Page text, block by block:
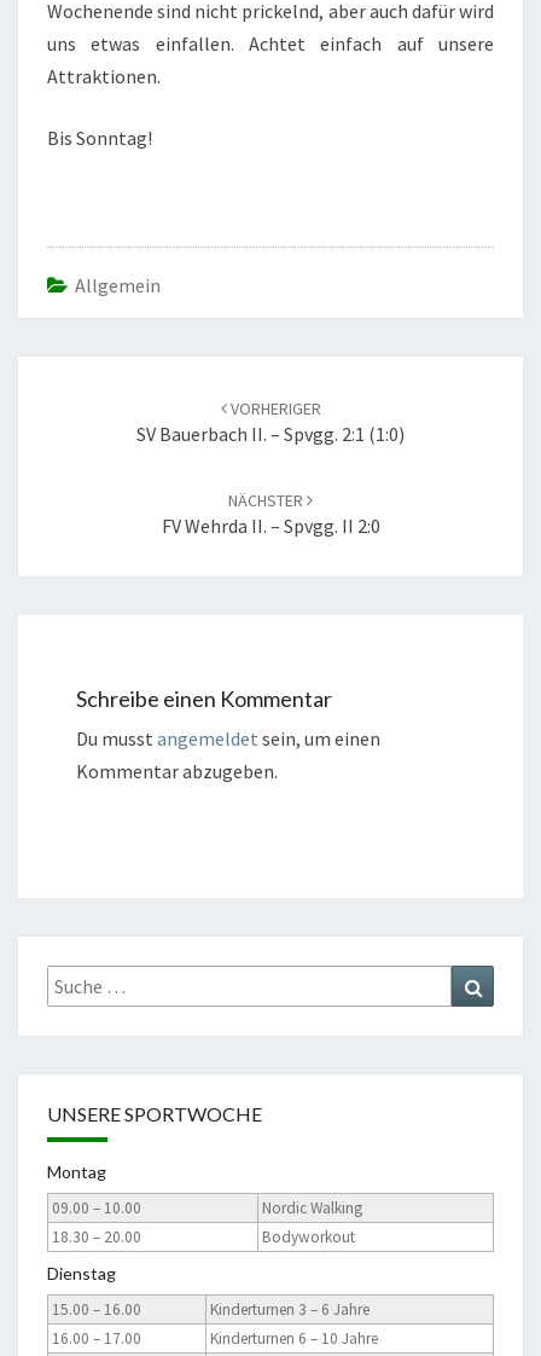
Wochenende sind nicht prickelnd, aber auch dafür wird
uns etwas einfallen. Achtet einfach auf unsere
Attraktionen.
Bis Sonntag!
Allgemein
VORHERIGER
SV Bauerbach II. – Spvgg. 2:1 (1:0)
NÄCHSTER
FV Wehrda II. – Spvgg. II 2:0
Schreibe einen Kommentar
Du musst angemeldet sein, um einen
Kommentar abzugeben.
Suche
nach:
UNSERE SPORTWOCHE
Montag
09.00 – 10.00
Nordic Walking
18.30 – 20.00
Bodyworkout
Dienstag
15.00 – 16.00
Kinderturnen 3 – 6 Jahre
16.00 – 17.00
Kinderturnen 6 – 10 Jahre